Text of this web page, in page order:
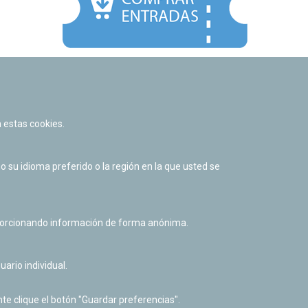
Política de cookies
Derecho de acceso a información pública
cookies.
su idioma preferido o la región en la que usted se
información de forma anónima.
individual.
clique el botón "Guardar preferencias".